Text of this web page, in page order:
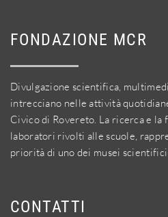
FONDAZIONE MCR
Divulgazione scientifica,
intrecciano nelle attività
Civico di Rovereto. La ricerca e la
laboratori rivolti alle scuole,
priorità di uno dei musei
CONTATTI